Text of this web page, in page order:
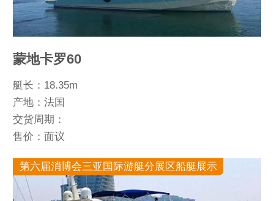
蒙地卡罗60
艇长：18.35m
产地：法国
交货周期：
售价：面议
第六届消博会三亚国际游艇分展区船艇展示